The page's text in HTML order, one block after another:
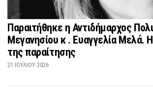
Παραιτήθηκε η Αντιδήμαρχος
Μεγανησίου κ . Ευαγγελία Μελά.
της παραίτησης
21 ΙΟΥΛΊΟΥ 2026